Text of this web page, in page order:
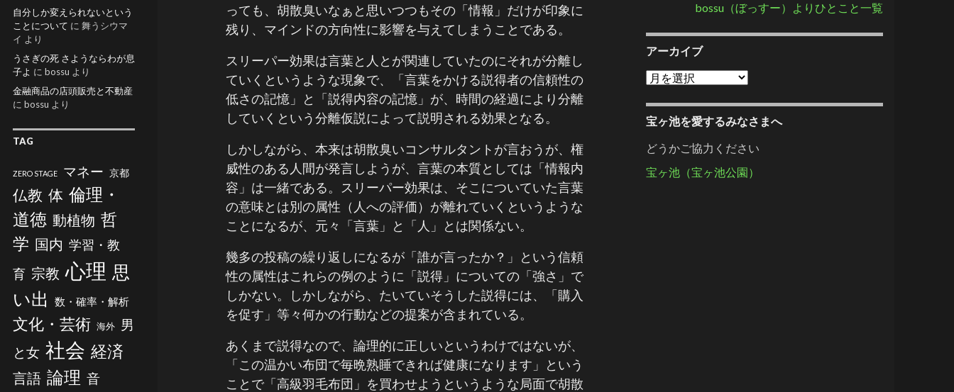
っても、胡散臭いなぁと思いつつもその「情報」だけが印象に
残り、マインドの方向性に影響を与えてしまうことである。
スリーパー効果は言葉と人とが関連していたのにそれが分離し
ていくというような現象で、「言葉をかける説得者の信頼性の
低さの記憶」と「説得内容の記憶」が、時間の経過により分離
していくという分離仮説によって説明される効果となる。
しかしながら、本来は胡散臭いコンサルタントが言おうが、権
威性のある人間が発言しようが、言葉の本質としては「情報内
容」は一緒である。スリーパー効果は、そこについていた言葉
の意味とは別の属性（人への評価）が離れていくというような
ことになるが、元々「言葉」と「人」とは関係ない。
幾多の投稿の繰り返しになるが「誰が言ったか？」という信頼
性の属性はこれらの例のように「説得」についての「強さ」で
しかない。しかしながら、たいていそうした説得には、「購入
を促す」等々何かの行動などの提案が含まれている。
あくまで説得なので、論理的に正しいというわけではないが、
「この温かい布団で毎晩熟睡できれば健康になります」という
ことで「高級羽毛布団」を買わせようというような局面で胡散
bossu（ぼっすー）よりひとこと一覧
アーカイブ
アーカイブ
宝ヶ池を愛するみなさまへ
どうかご協力ください
宝ヶ池（宝ヶ池公園）
自分しか変えられないという
ことについて に 舞うシウマ
イ より
うさぎの死 さようならわが息
子よ に bossu より
金融商品の店頭販売と不動産
に bossu より
TAG
ZERO STAGE マネー 京都
仏教 体 倫理・
道徳 動植物 哲
学 国内 学習・教
育 宗教 心理 思
い出
数・確率・解析
文化・芸術 海外 男
と女 社会 経済
言語 論理 音